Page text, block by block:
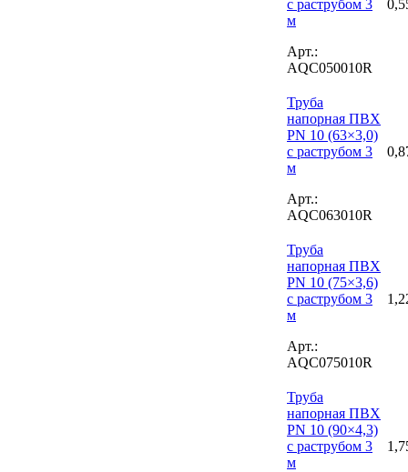
с раструбом 3
м
Арт.:
AQC050010R
Труба
напорная ПВХ
PN 10 (63×3,0)
с раструбом 3
м
Арт.:
AQC063010R
Труба
напорная ПВХ
PN 10 (75×3,6)
с раструбом 3
м
Арт.:
AQC075010R
Труба
напорная ПВХ
PN 10 (90×4,3)
с раструбом 3
м